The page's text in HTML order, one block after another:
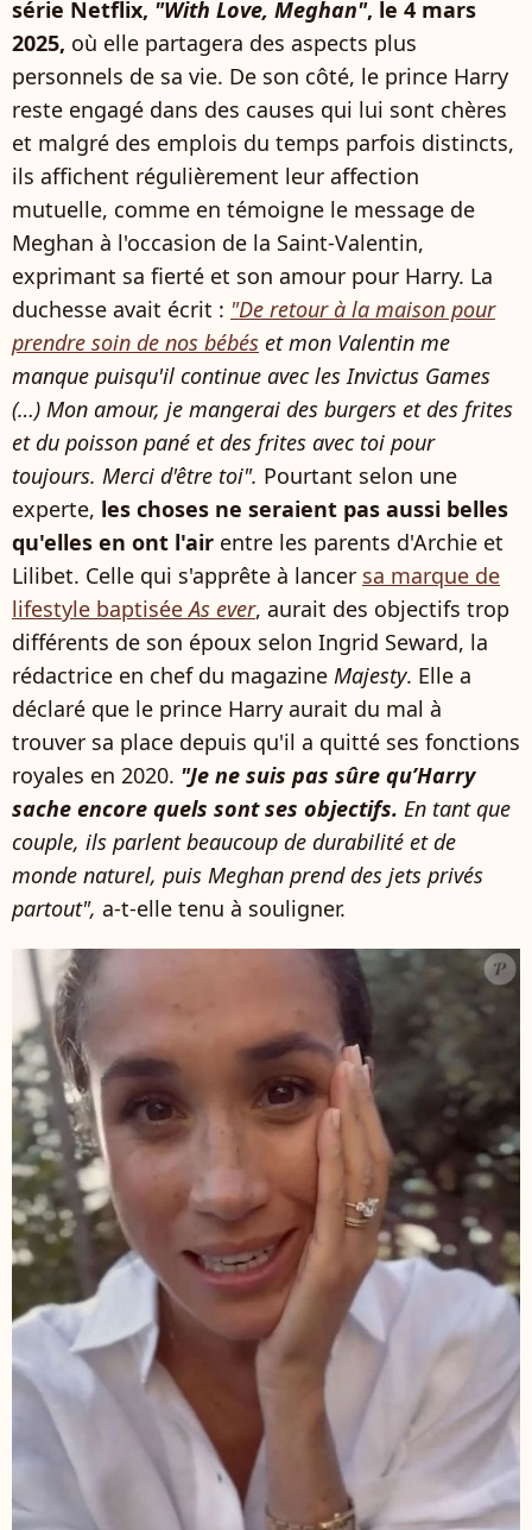
série Netflix, "With Love, Meghan", le 4 mars
2025, où elle partagera des aspects plus
personnels de sa vie. De son côté, le prince Harry
reste engagé dans des causes qui lui sont chères
et malgré des emplois du temps parfois distincts,
ils affichent régulièrement leur affection
mutuelle, comme en témoigne le message de
Meghan à l'occasion de la Saint-Valentin,
exprimant sa fierté et son amour pour Harry. La
duchesse avait écrit : "De retour à la maison pour
prendre soin de nos bébés et mon Valentin me
manque puisqu'il continue avec les Invictus Games
(…) Mon amour, je mangerai des burgers et des frites
et du poisson pané et des frites avec toi pour
toujours. Merci d'être toi". Pourtant selon une
experte, les choses ne seraient pas aussi belles
qu'elles en ont l'air entre les parents d'Archie et
Lilibet. Celle qui s'apprête à lancer sa marque de
lifestyle baptiséeAs ever, aurait des objectifs trop
différents de son époux selon Ingrid Seward, la
rédactrice en chef du magazine Majesty. Elle a
déclaré que le prince Harry aurait du mal à
trouver sa place depuis qu'il a quitté ses fonctions
royales en 2020. "Je ne suis pas sûre qu’Harry
sache encore quels sont ses objectifs. En tant que
couple, ils parlent beaucoup de durabilité et de
monde naturel, puis Meghan prend des jets privés
partout", a-t-elle tenu à souligner.